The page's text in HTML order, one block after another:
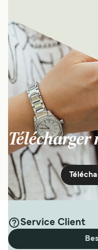
Service Client